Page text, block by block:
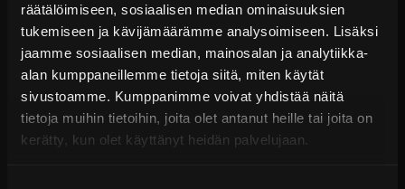
räätälöimiseen, sosiaalisen median ominaisuuksien
tukemiseen ja kävijämäärämme analysoimiseen. Lisäksi
jaamme sosiaalisen median, mainosalan ja analytiikka-
alan kumppaneillemme tietoja siitä, miten käytät
sivustoamme. Kumppanimme voivat yhdistää näitä
tietoja muihin tietoihin, joita olet antanut heille tai joita on
kerätty, kun olet käyttänyt heidän palvelujaan.
kiihdytyskisoissa. Toisin kuin ARP 2000 ja 8740, L19 ei
ole ruosteenkestävä ja vaatii erityistä varovaisuutta
- **Custom Age:** ARP:n suunnittelema uusi seos, jolla
on erinomaiset kestävyysominaisuudet (vetolujuus jopa
280 000 psi). Täysin ruosteenkestävä, tämä materiaali